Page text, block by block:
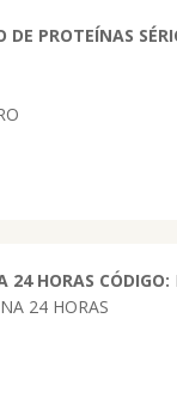
DE PROTEÍNAS
24 HORAS CÓDIGO:
24 HORAS